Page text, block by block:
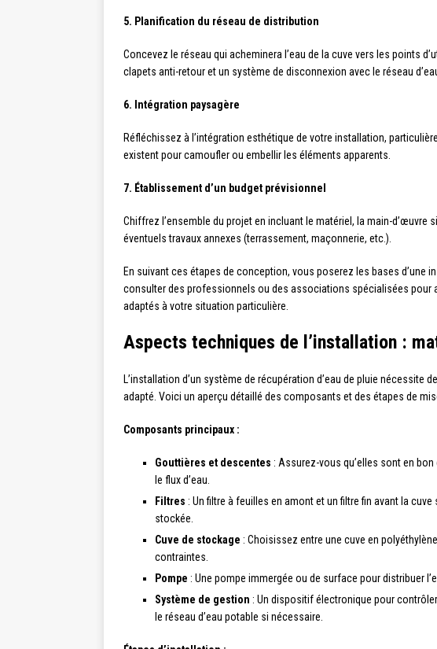
5. Planification du réseau de distribution
Concevez le réseau qui acheminera l’eau de la cuve vers les points
clapets anti-retour et un système de disconnexion avec le réseau
6. Intégration paysagère
Réfléchissez à l’intégration esthétique de votre installation,
existent pour camoufler ou embellir les éléments apparents.
7. Établissement d’un budget prévisionnel
Chiffrez l’ensemble du projet en incluant le matériel, la main-
éventuels travaux annexes (terrassement, maçonnerie, etc.).
En suivant ces étapes de conception, vous poserez les bases d’une
consulter des professionnels ou des associations spécialisées pour
adaptés à votre situation particulière.
Aspects techniques de l’installation :
L’installation d’un système de récupération d’eau de pluie
adapté. Voici un aperçu détaillé des composants et des étapes de
Composants principaux :
Gouttières et descentes : Assurez-vous qu’elles sont en
le flux d’eau.
Filtres : Un filtre à feuilles en amont et un filtre fin avant la
stockée.
Cuve de stockage : Choisissez entre une cuve en
contraintes.
Pompe : Une pompe immergée ou de surface pour distribuer
Système de gestion : Un dispositif électronique pour
le réseau d’eau potable si nécessaire.